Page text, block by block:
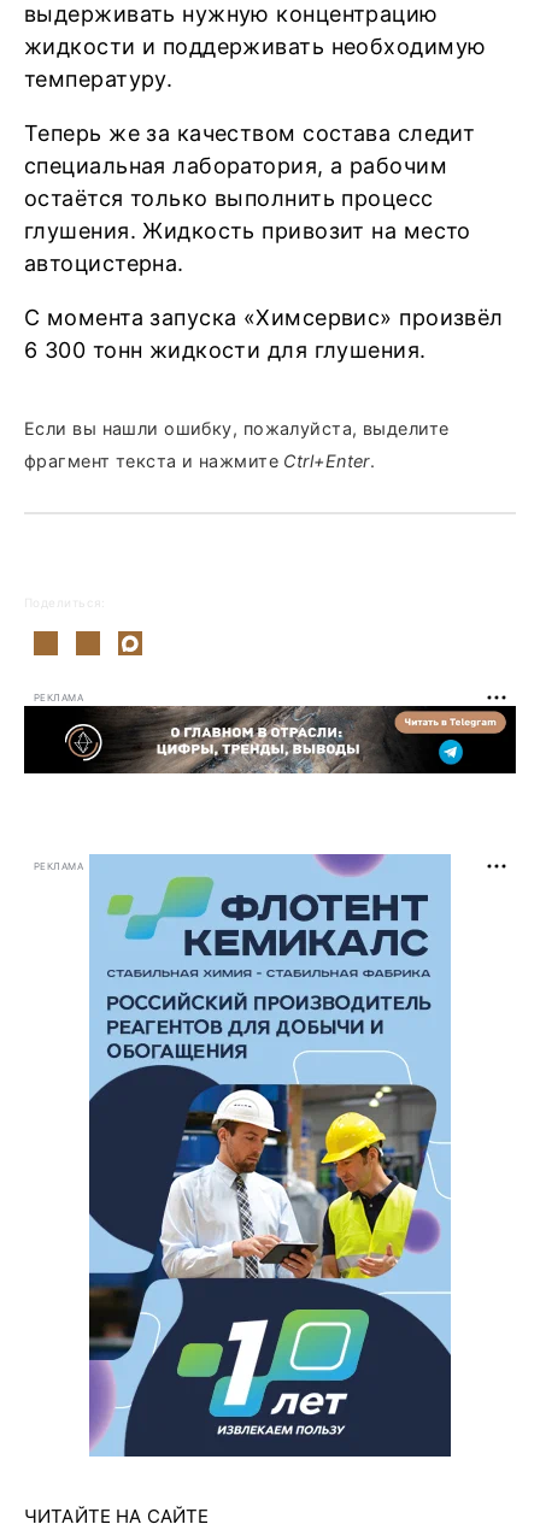
выдерживать нужную концентрацию
жидкости и поддерживать необходимую
температуру.
Теперь же за качеством состава следит
специальная лаборатория, а рабочим
остаётся только выполнить процесс
глушения. Жидкость привозит на место
автоцистерна.
С момента запуска «Химсервис» произвёл
6 300 тонн жидкости для глушения.
Если вы нашли ошибку, пожалуйста, выделите
фрагмент текста и нажмите Ctrl+Enter.
Поделиться:
РЕКЛАМА
РЕКЛАМА
ЧИТАЙТЕ НА САЙТЕ